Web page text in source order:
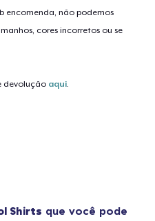
encomenda, não podemos
cores incorretos ou se
devolução aqui
Shirts que você pode